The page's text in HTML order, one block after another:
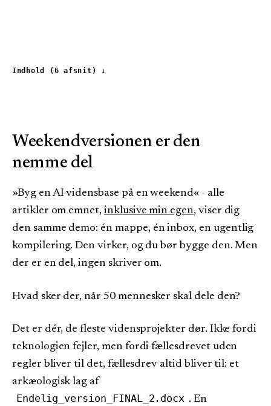
Indhold (6 afsnit)
Weekendversionen er den
nemme del
»Byg en AI-vidensbase på en weekend« - alle
artikler om emnet, inklusive min egen, viser dig
den samme demo: én mappe, én inbox, en ugentlig
kompilering. Den virker, og du bør bygge den. Men
der er en del, ingen skriver om.
Hvad sker der, når 50 mennesker skal dele den?
Det er dér, de fleste vidensprojekter dør. Ikke fordi
teknologien fejler, men fordi fællesdrevet uden
regler bliver til det, fællesdrev altid bliver til: et
arkæologisk lag af
Endelig_version_FINAL_2.docx . En